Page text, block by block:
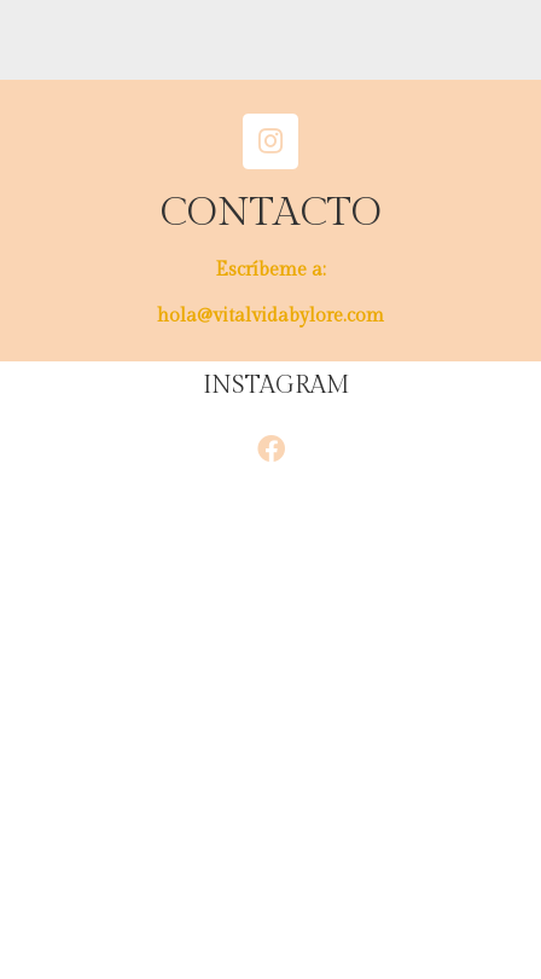
CONTACTO
Escríbeme a:
hola@vitalvidabylore.com
INSTAGRAM